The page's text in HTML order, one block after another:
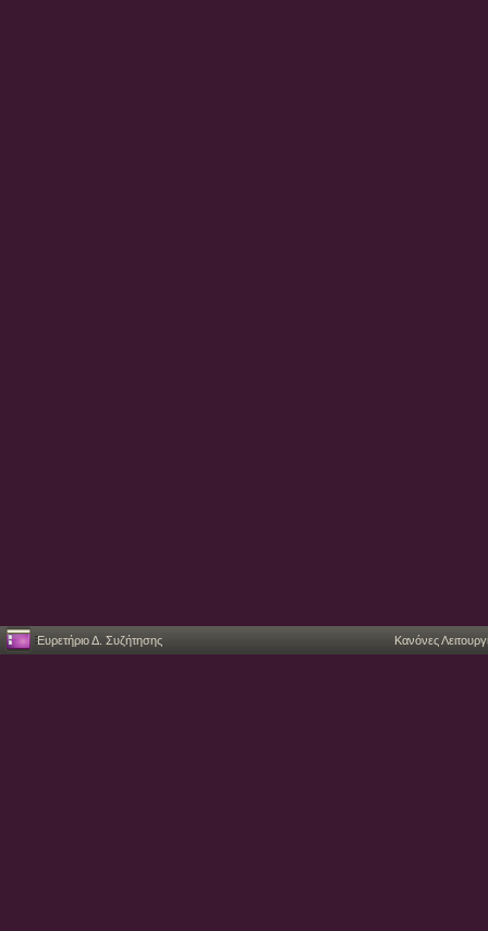
Ευρετήριο Δ. Συζήτησης Κανόνες